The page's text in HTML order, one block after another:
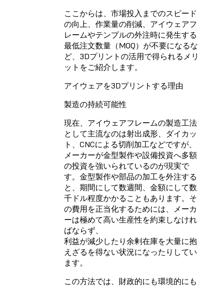
ここからは、市場投入までのスピード
の向上、作業量の削減、アイウェアフ
レームやテンプルの外注時に発生する
最低注文数量（MOQ）が不要になるな
ど、3Dプリントの活用で得られるメリ
ットをご紹介します。
アイウェアを3Dプリントする理由
製造の持続可能性
現在、アイウェアフレームの製造工法
として主流なのは射出成形、ダイカッ
ト、CNCによる切削加工などですが、
メーカーが金型製作や設備投資へ多額
の投資を強いられているのが現実で
す。金型製作や部品の加工を外注する
と、期間にして数週間、金額にして数
千ドル程度かかることもあります。そ
の費用を正当化するためには、メーカ
ーは極めて高い生産性を約束しなけれ
ばならず、
利益が減少したり余剰在庫を大量に抱
えざるを得ない状況になったりしてい
ます。
この方法では、財政的にも環境的にも